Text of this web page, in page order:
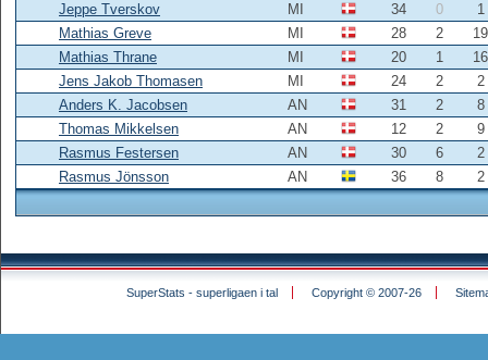
Jeppe Tverskov
MI 34 0
1
Mathias Greve
MI 28 2
19
Mathias Thrane
MI 20 1
16
Jens Jakob Thomasen
MI 24 2
2
Anders K. Jacobsen
AN 31 2
8
Thomas Mikkelsen
AN 12 2
9
Rasmus Festersen
AN 30 6
2
Rasmus Jönsson
AN 36 8 2
SuperStats - superligaen i tal Copyright © 2007-26